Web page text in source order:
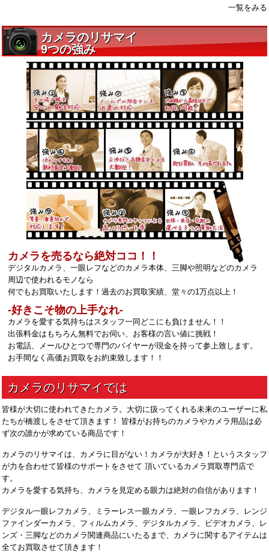
一覧をみる
カメラを売るなら絶対ココ！！
デジタルカメラ、一眼レフなどのカメラ本体、三脚や照明などのカメラ
周辺で使われるモノなら
何でもお買取いたします！過去のお買取実績、堂々の1万点以上！
‐好きこそ物の上手なれ‐
カメラを愛する気持ちはスタッフ一同どこにも負けません！！
出張料金はもちろん無料でお伺い、お客様の言い値に挑戦！
お電話、メールひとつで専門のバイヤーが現金を持って参上致します。
お手間なく高価お買取をお約束致します！！
皆様が大切に使われてきたカメラ。大切に扱ってくれる未来のユーザーに私
たちが橋渡しをさせて頂きます！ 皆様がお持ちのカメラやカメラ用品は必
ず次の誰かが求めている商品です！
カメラのリサマイは、カメラに目がない！カメラが大好き！というスタッフ
が力を合わせて皆様のサポートをさせて 頂いているカメラ買取専門店で
す。
カメラを愛する気持ち、カメラを見定める眼力は絶対の自信があります！
デジタル一眼レフカメラ、ミラーレス一眼カメラ、一眼レフカメラ、レンジ
ファインダーカメラ、フィルムカメラ、デジタルカメラ、ビデオカメラ、レ
ンズ・三脚などのカメラ関連商品にいたるまで、カメラに関するアイテムは
全てお買取させて頂きます！